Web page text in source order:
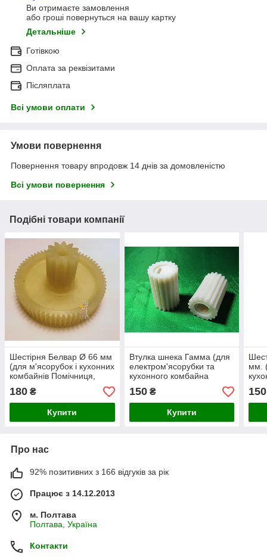
Ви отримаєте замовлення
або гроші повернуться на вашу картку
Детальніше
Готівкою
Оплата за реквізитами
Післяплата
Всі умови оплати
Умови повернення
Повернення товару впродовж 14 днів за домовленістю
Всі умови повернення
Подібні товари компанії
Шестірня Белвар Ø 66 мм
(для м'ясорубок і кухонних
комбайнів Помічниця,
КЕМ-36, Амкодор)
180 ₴
Купити
Втулка шнека Гамма (для
електром'ясорубки та
кухонного комбайна
Запобіжна вставка
Gamma)
150₴
Купити
мм.
150
Про нас
92% позитивних з 166 відгуків за рік
Працює з 14.12.2013
м. Полтава
Полтава, Україна
Контакти